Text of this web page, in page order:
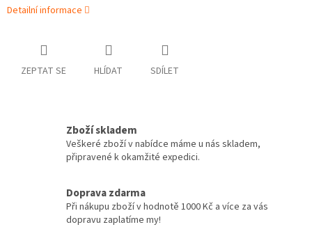
Detailní informace
ZEPTAT SE HLÍDAT SDÍLET
Zboží skladem
Veškeré zboží v nabídce máme u nás skladem,
připravené k okamžité expedici.
Doprava zdarma
Při nákupu zboží v hodnotě 1000 Kč a více za vás
dopravu zaplatíme my!